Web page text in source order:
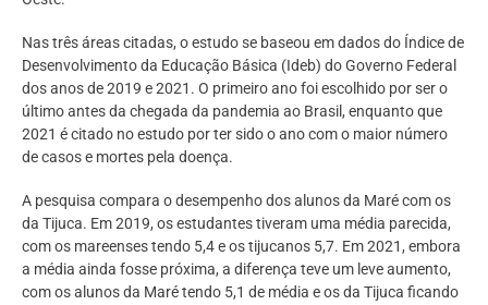
Nas três áreas citadas, o estudo se baseou em dados do Índice de
Desenvolvimento da Educação Básica (Ideb) do Governo Federal
dos anos de 2019 e 2021. O primeiro ano foi escolhido por ser o
último antes da chegada da pandemia ao Brasil, enquanto que
2021 é citado no estudo por ter sido o ano com o maior número
de casos e mortes pela doença.
A pesquisa compara o desempenho dos alunos da Maré com os
da Tijuca. Em 2019, os estudantes tiveram uma média parecida,
com os mareenses tendo 5,4 e os tijucanos 5,7. Em 2021, embora
a média ainda fosse próxima, a diferença teve um leve aumento,
com os alunos da Maré tendo 5,1 de média e os da Tijuca ficando